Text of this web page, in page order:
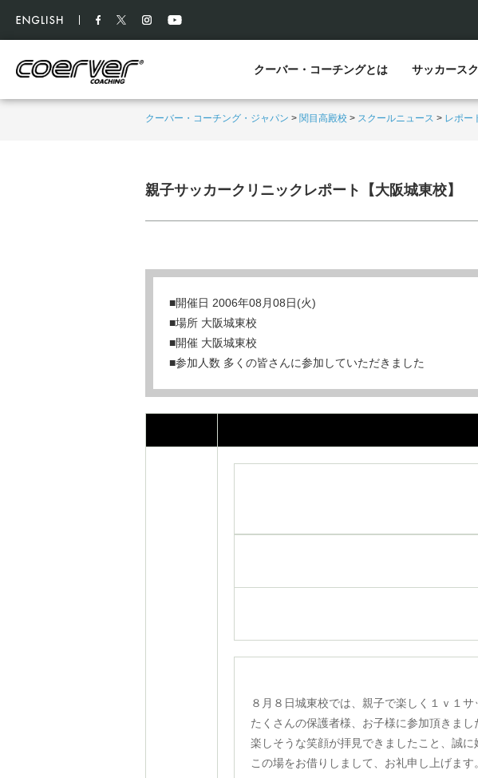
クーバー・コーチングとは サッカース
クーバー・コーチング・ジャパン > 関目高殿校 > スクールニュース > レポー
親子サッカークリニックレポート【大阪城東校】
■開催日 2006年08月08日(火)
■場所 大阪城東校
■開催 大阪城東校
■参加人数 多くの皆さんに参加していただきました
８月８日城東校では、親子で楽しく１ｖ１
たくさんの保護者様、お子様に参加頂きま
楽しそうな笑顔が拝見できましたこと、誠に
この場をお借りしまして、お礼申し上げます。